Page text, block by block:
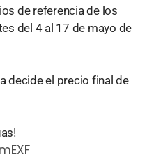
de referencia de los
del 4 al 17 de mayo de
decide el precio final de